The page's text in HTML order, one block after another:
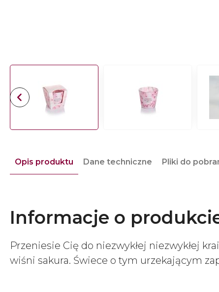
Opis produktu Dane techniczne Pliki do
Informacje o
Przeniesie Cię do niezwykłej niezwykłej
wiśni sakura. Świece o tym urzekającym